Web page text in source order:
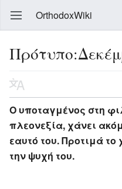
OrthodoxWiki
Ο υποταγμένος στη
πλεονεξία, χάνει
εαυτό του. Προτιμά
την ψυχή του.